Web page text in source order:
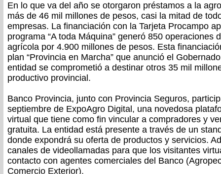
En lo que va del año se otorgaron préstamos a la
más de 46 mil millones de pesos, casi la mitad de
empresas. La financiación con la Tarjeta Procampo
programa “A toda Máquina” generó 850 operaciones
agrícola por 4.900 millones de pesos. Esta
plan “Provincia en Marcha” que anunció el
entidad se comprometió a destinar otros 35 mil
productivo provincial.
Banco Provincia, junto con Provincia Seguros,
septiembre de ExpoAgro Digital, una novedosa
virtual que tiene como fin vincular a compradores y
gratuita. La entidad está presente a través de un
donde expondrá su oferta de productos y servicios.
canales de videollamadas para que los visitantes
contacto con agentes comerciales del Banco
Comercio Exterior).